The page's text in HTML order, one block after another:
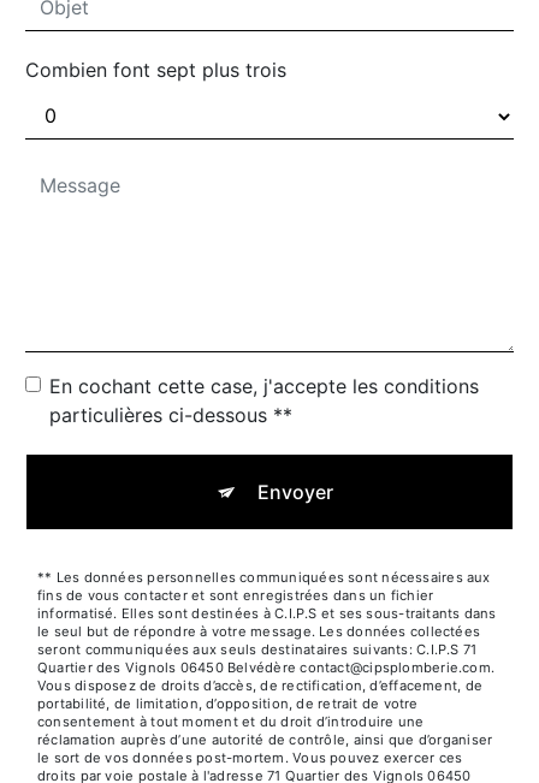
Combien font sept plus trois
En cochant cette case, j'accepte les conditions
particulières ci-dessous **
Envoyer
** Les données personnelles communiquées sont nécessaires aux
fins de vous contacter et sont enregistrées dans un fichier
informatisé. Elles sont destinées à C.I.P.S et ses sous-traitants dans
le seul but de répondre à votre message. Les données collectées
seront communiquées aux seuls destinataires suivants: C.I.P.S 71
Quartier des Vignols 06450 Belvédère contact@cipsplomberie.com.
Vous disposez de droits d’accès, de rectification, d’effacement, de
portabilité, de limitation, d’opposition, de retrait de votre
consentement à tout moment et du droit d’introduire une
réclamation auprès d’une autorité de contrôle, ainsi que d’organiser
le sort de vos données post-mortem. Vous pouvez exercer ces
droits par voie postale à l'adresse 71 Quartier des Vignols 06450